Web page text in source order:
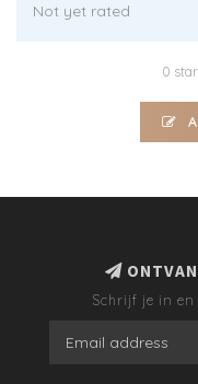
Not yet rated
0
Schrijf je in